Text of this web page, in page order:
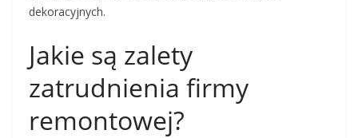
dekoracyjnych.
Jakie są zalety
zatrudnienia firmy
remontowej?